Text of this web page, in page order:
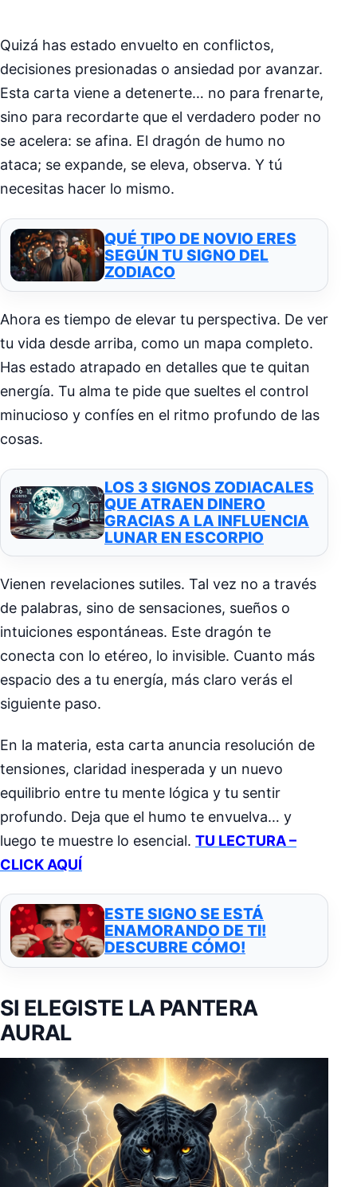
Quizá has estado envuelto en conflictos,
decisiones presionadas o ansiedad por avanzar.
Esta carta viene a detenerte… no para frenarte,
sino para recordarte que el verdadero poder no
se acelera: se afina. El dragón de humo no
ataca; se expande, se eleva, observa. Y tú
necesitas hacer lo mismo.
QUÉ TIPO DE NOVIO ERES
SEGÚN TU SIGNO DEL
ZODIACO
Ahora es tiempo de elevar tu perspectiva. De ver
tu vida desde arriba, como un mapa completo.
Has estado atrapado en detalles que te quitan
energía. Tu alma te pide que sueltes el control
minucioso y confíes en el ritmo profundo de las
cosas.
LOS 3 SIGNOS ZODIACALES
QUE ATRAEN DINERO
GRACIAS A LA INFLUENCIA
LUNAR EN ESCORPIO
Vienen revelaciones sutiles. Tal vez no a través
de palabras, sino de sensaciones, sueños o
intuiciones espontáneas. Este dragón te
conecta con lo etéreo, lo invisible. Cuanto más
espacio des a tu energía, más claro verás el
siguiente paso.
En la materia, esta carta anuncia resolución de
tensiones, claridad inesperada y un nuevo
equilibrio entre tu mente lógica y tu sentir
profundo. Deja que el humo te envuelva… y
luego te muestre lo esencial. TU LECTURA –
CLICK AQUÍ
ESTE SIGNO SE ESTÁ
ENAMORANDO DE TI!
DESCUBRE CÓMO!
SI ELEGISTE LA PANTERA
AURAL